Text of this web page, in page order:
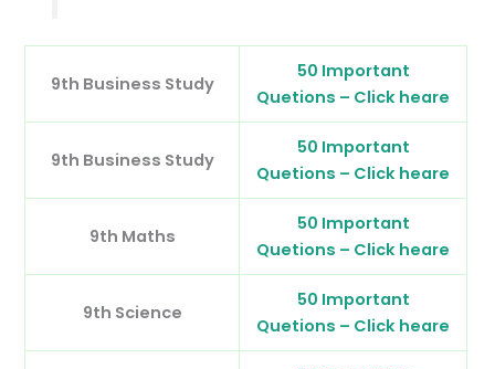
9th Business Study
50 Important
Quetions – Click heare
9th Business Study
50 Important
Quetions – Click heare
9th Maths
50 Important
Quetions – Click heare
9th Science
50 Important
Quetions – Click heare